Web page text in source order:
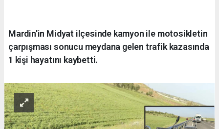
Mardin'in Midyat ilçesinde kamyon ile motosikletin
çarpışması sonucu meydana gelen trafik kazasında
1 kişi hayatını kaybetti.